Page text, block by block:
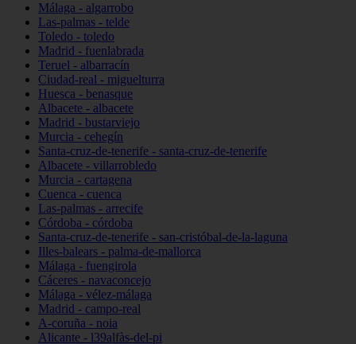
Málaga - algarrobo
Las-palmas - telde
Toledo - toledo
Madrid - fuenlabrada
Teruel - albarracín
Ciudad-real - miguelturra
Huesca - benasque
Albacete - albacete
Madrid - bustarviejo
Murcia - cehegín
Santa-cruz-de-tenerife - santa-cruz-de-tenerife
Albacete - villarrobledo
Murcia - cartagena
Cuenca - cuenca
Las-palmas - arrecife
Córdoba - córdoba
Santa-cruz-de-tenerife - san-cristóbal-de-la-laguna
Illes-balears - palma-de-mallorca
Málaga - fuengirola
Cáceres - navaconcejo
Málaga - vélez-málaga
Madrid - campo-real
A-coruña - noia
Alicante - l39alfàs-del-pi